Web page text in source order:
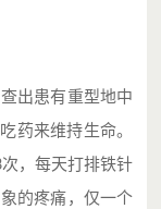
出患有重型地中
药来维持生命。
，每天打排铁针
的疼痛，仅一个